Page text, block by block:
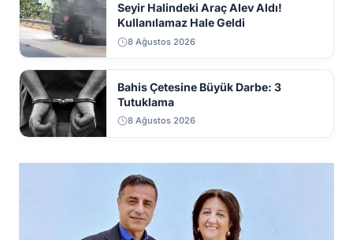
Seyir Halindeki Araç Alev Aldı!
Kullanılamaz Hale Geldi
8 Ağustos 2026
Bahis Çetesine Büyük Darbe: 3
Tutuklama
8 Ağustos 2026